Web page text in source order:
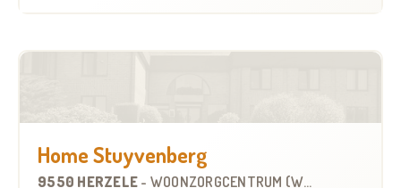
Home Stuyvenberg
9550 HERZELE - WOONZORGCENTRUM (WZC)